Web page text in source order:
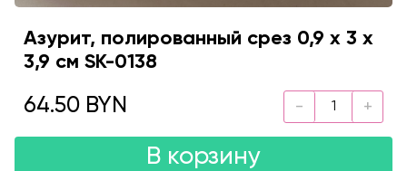
Азурит, полированный срез 0,9 х 3 х
3,9 см SK-0138
64.50 BYN
В корзину